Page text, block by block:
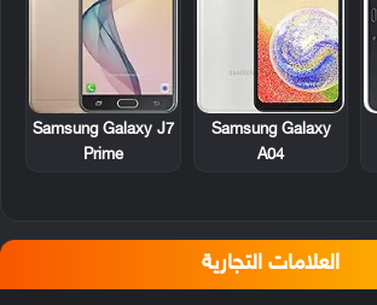
Samsung Galaxy
A04
Samsung Galaxy J7
Prime
العلامات التجارية